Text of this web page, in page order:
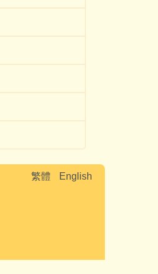
繁體
English